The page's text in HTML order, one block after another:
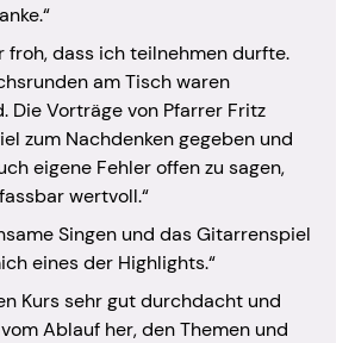
froh, dass ich teilnehmen durfte.
am Tisch waren
Die Vorträge von Pfarrer Fritz
zum Nachdenken gegeben und
eigene Fehler offen zu sagen,
wertvoll.“
Singen und das Gitarrenspiel
eines der Highlights.“
Kurs sehr gut durchdacht und
Ablauf her, den Themen und